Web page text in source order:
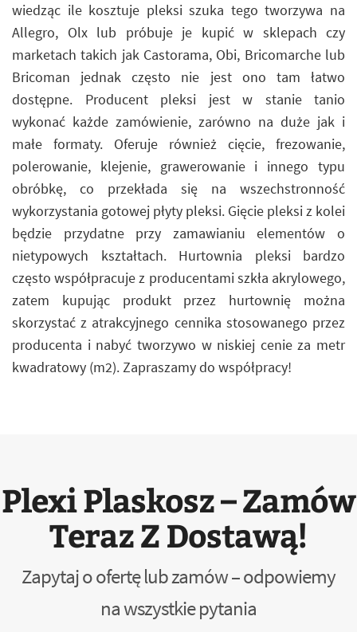
wiedząc ile kosztuje pleksi szuka tego tworzywa na
Allegro, Olx lub próbuje je kupić w sklepach czy
marketach takich jak Castorama, Obi, Bricomarche lub
Bricoman jednak często nie jest ono tam łatwo
dostępne. Producent pleksi jest w stanie tanio
wykonać każde zamówienie, zarówno na duże jak i
małe formaty. Oferuje również cięcie, frezowanie,
polerowanie, klejenie, grawerowanie i innego typu
obróbkę, co przekłada się na wszechstronność
wykorzystania gotowej płyty pleksi. Gięcie pleksi z kolei
będzie przydatne przy zamawianiu elementów o
nietypowych kształtach. Hurtownia pleksi bardzo
często współpracuje z producentami szkła akrylowego,
zatem kupując produkt przez hurtownię można
skorzystać z atrakcyjnego cennika stosowanego przez
producenta i nabyć tworzywo w niskiej cenie za metr
kwadratowy (m2). Zapraszamy do współpracy!
Plexi Plaskosz – Zamów
Teraz Z Dostawą!
Zapytaj o ofertę lub zamów – odpowiemy
na wszystkie pytania